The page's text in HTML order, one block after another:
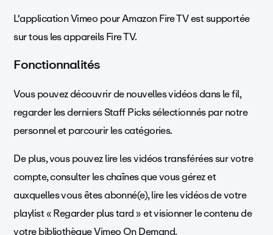
L'application Vimeo pour Amazon Fire TV est supportée
sur tous les appareils Fire TV.
Fonctionnalités
Vous pouvez découvrir de nouvelles vidéos dans le fil,
regarder les derniers Staff Picks sélectionnés par notre
personnel et parcourir les catégories.
De plus, vous pouvez lire les vidéos transférées sur votre
compte, consulter les chaînes que vous gérez et
auxquelles vous êtes abonné(e), lire les vidéos de votre
playlist « Regarder plus tard » et visionner le contenu de